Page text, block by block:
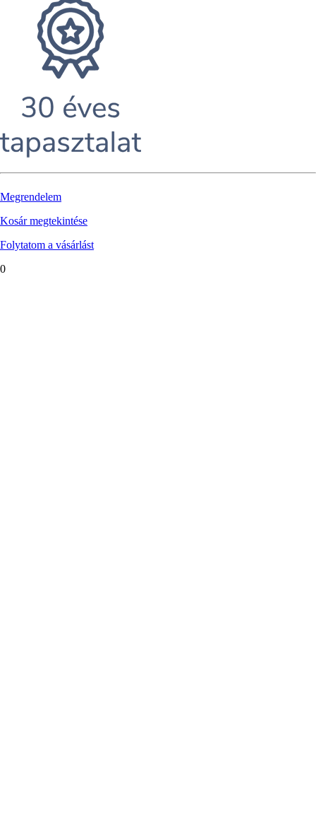
Megrendelem
Kosár megtekintése
Folytatom a vásárlást
0